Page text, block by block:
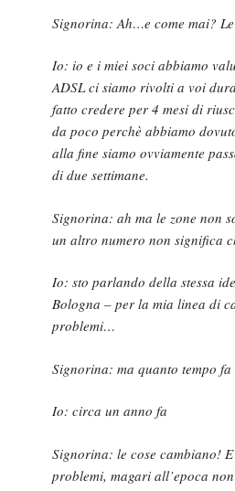
Signorina: Ah…e come mai?
Io: io e i miei soci abbiamo
ADSL ci siamo rivolti a voi
fatto credere per 4 mesi di
da poco perchè abbiamo
alla fine siamo ovviamente
di due settimane.
Signorina: ah ma le zone non
un altro numero non significa
Io: sto parlando della stessa
Bologna – per la mia linea di
problemi…
Signorina: ma quanto tempo
Io: circa un anno fa
Signorina: le cose cambiano!
problemi, magari all’epoca